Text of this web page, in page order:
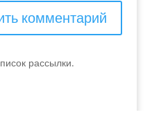
рассылки.